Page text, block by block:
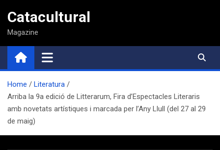
contenido
Catacultural
Magazine
Home
Literatura
Arriba la 9a edició de Litterarum, Fira d’Espectacles Literaris
amb novetats artístiques i marcada per l’Any Llull (del 27 al 29
de maig)